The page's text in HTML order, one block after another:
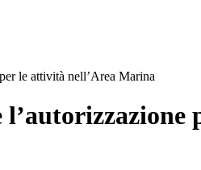
le attività nell’Area Marina